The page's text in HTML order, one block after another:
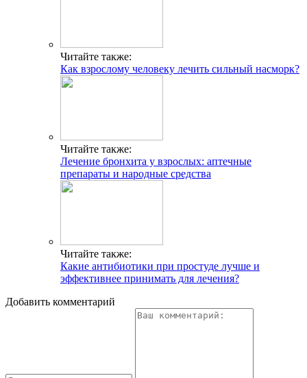
Читайте также:
Как взрослому человеку лечить сильный насморк?
Читайте также:
Лечение бронхита у взрослых: аптечные
препараты и народные средства
Читайте также:
Какие антибиотики при простуде лучше и
эффективнее принимать для лечения?
Добавить комментарий